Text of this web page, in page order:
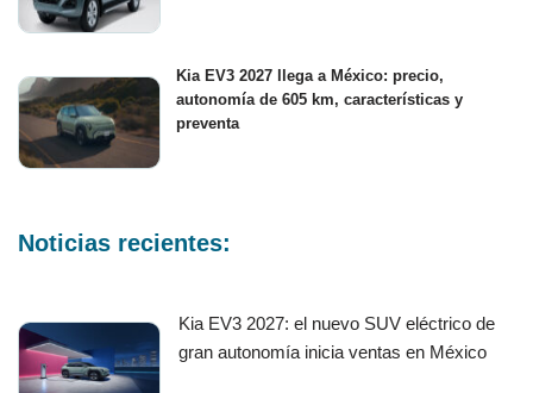
Kia EV3 2027 llega a México: precio,
autonomía de 605 km, características y
preventa
Noticias recientes:
Kia EV3 2027: el nuevo SUV eléctrico de
gran autonomía inicia ventas en México